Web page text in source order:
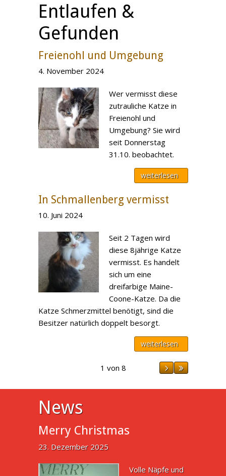
Entlaufen &
Gefunden
Freienohl und Umgebung
4. November 2024
Wer vermisst diese
zutrauliche Katze in
Freienohl und
Umgebung? Sie wird
seit Donnerstag
31.10. beobachtet.
weiterlesen
In Schmallenberg vermisst
10. Juni 2024
Seit 2 Tagen wird
diese 8jährige Katze
vermisst. Es handelt
sich um eine
dreifarbige Maine-
Coone-Katze. Da die
Katze Schmerzmittel benötigt, sind die
Besitzer natürlich doppelt besorgt.
weiterlesen
1 von 8
News
Merry Christmas
23. Dezember 2025
Volle Näpfe und